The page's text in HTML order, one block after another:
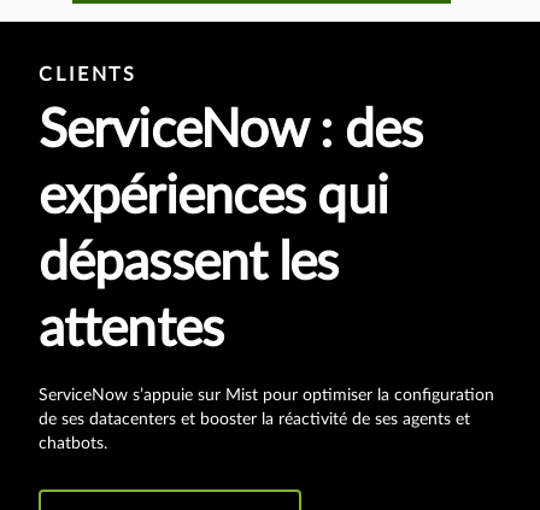
CLIENTS
ServiceNow : des
expériences qui
dépassent les
attentes
ServiceNow s’appuie sur Mist pour optimiser la configuration
de ses datacenters et booster la réactivité de ses agents et
chatbots.